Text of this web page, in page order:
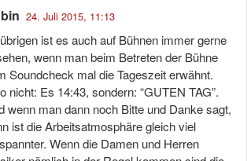
24. Juli 2015, 11:13
ist es auch auf Bühnen immer gerne
wenn man beim Betreten der Bühne
Soundcheck mal die Tageszeit erwähnt.
nicht: Es 14:43, sondern: “GUTEN TAG”.
wenn man dann noch Bitte und Danke sagt,
ist die Arbeitsatmosphäre gleich viel
Wenn die Damen und Herren